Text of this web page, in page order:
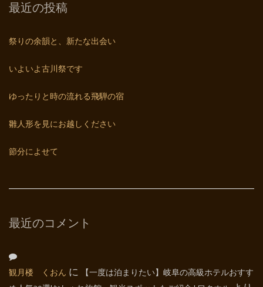
最近の投稿
祭りの余韻と、新たな出会い
いよいよ古川祭です
ゆったりと時の流れる飛騨の宿
雛人形を見にお越しください
節分によせて
最近のコメント
観月楼 くおん に
【一度は泊まりたい】岐阜の高級ホテルおすす